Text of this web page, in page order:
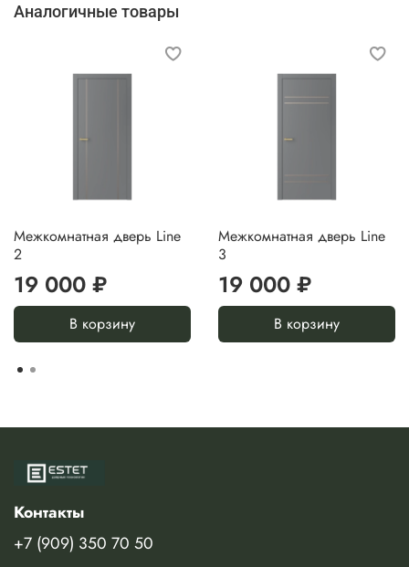
Аналогичные товары
Межкомнатная дверь Line
2
19 000 ₽
В корзину
Межкомнатная дверь Line
3
19 000 ₽
В корзину
Контакты
+7 (909) 350 70 50